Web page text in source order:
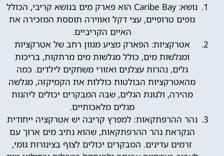
נושא: Caribe Bay הוא פארק מים בנושא קריבי, הכולל
נופים טרופיים, עצי דקל ואווירה תוססת המזכירה את
האיים הקריביים.
אטרקציות: הפארק מציע מגוון רחב של אטרקציות
ומגלשות מים, כולל מגלשות מים מרתקות, בריכות
גלים, נהרות עצלנים ואזורי משחקים לילדים. כמה
מהאטרקציות הבולטות כוללות את הקמיקזה, מגלשה
מהירה, ולגונת הגלים, שבה המבקרים יכולים ליהנות
מגלים מלאכותיים.
נהר ההרפתקאות: למפרץ קריבה יש אטרקציה ייחודית
הנקראת נהר ההרפתקאות, שהוא נתיב מים ארוך עם
זרמים עדינים. המבקרים יכולים לצוף בצינורות גומי,